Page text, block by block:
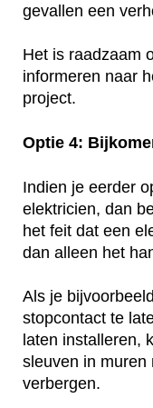
gevallen een
Het is raadzaam
informeren naar
project.
Optie 4:
Indien je eerder
elektricien, dan
het feit dat een
dan alleen het
Als je
stopcontact te
laten installeren,
sleuven in muren
verbergen.